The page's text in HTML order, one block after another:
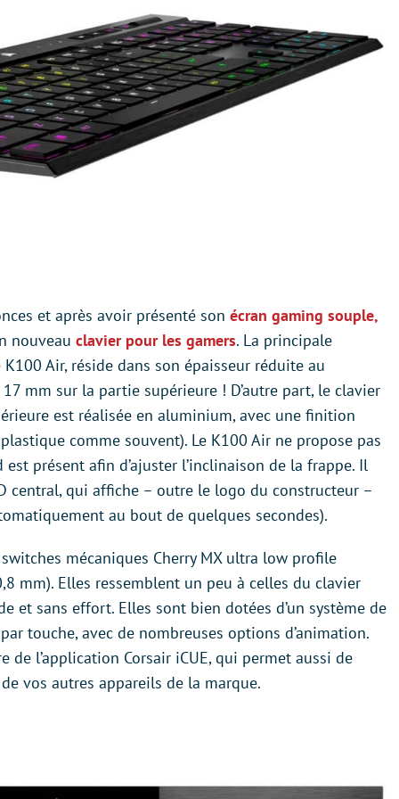
et après avoir présenté son écran gaming souple,
nouveau clavier pour les gamers. La principale
Air, réside dans son épaisseur réduite au
mm sur la partie supérieure ! D’autre part, le clavier
est réalisée en aluminium, avec une finition
comme souvent). Le K100 Air ne propose pas
présent afin d’ajuster l’inclinaison de la frappe. Il
central, qui affiche – outre le logo du constructeur –
au bout de quelques secondes).
mécaniques Cherry MX ultra low profile
mm). Elles ressemblent un peu à celles du clavier
et sans effort. Elles sont bien dotées d’un système de
touche, avec de nombreuses options d’animation.
de l’application Corsair iCUE, qui permet aussi de
vos autres appareils de la marque.